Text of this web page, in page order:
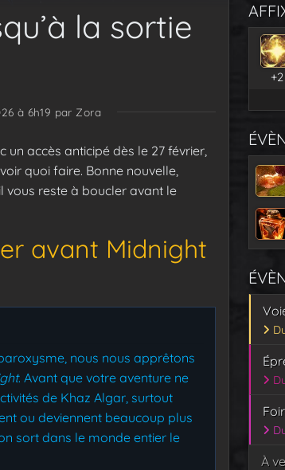
la sortie
à 6h19 par Zora
accès anticipé dès le 27 février,
quoi faire. Bonne nouvelle,
vous reste à boucler avant le
avant Midnight
nous nous apprêtons
. Avant que votre aventure ne
de Khaz Algar, surtout
ou deviennent beaucoup plus
sort dans le monde entier le
+2
À